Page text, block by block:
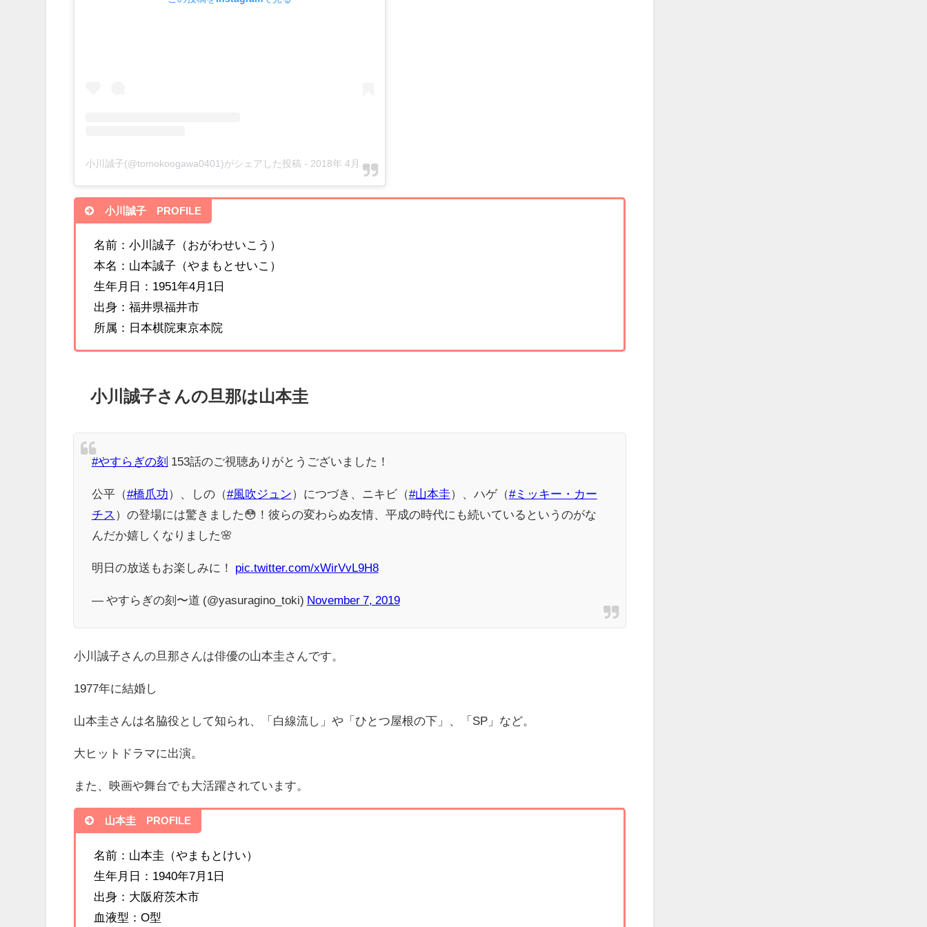
小川誠子(@tomokoogawa0401)がシェアした投稿 - 2018年 4月月21日午前12時41分PDT
小川誠子 PROFILE
名前：小川誠子（おがわせいこう）
本名：山本誠子（やまもとせいこ）
生年月日：1951年4月1日
出身：福井県福井市
所属：日本棋院東京本院
小川誠子さんの旦那は山本圭
#やすらぎの刻 153話のご視聴ありがとうございました！
公平（#橋爪功）、しの（#風吹ジュン）につづき、ニキビ（#山本圭）、ハゲ（#ミッキー・カー
チス ）の登場には驚きました😳！彼らの変わらぬ友情、平成の時代にも続いているというのがな
んだか嬉しくなりました🌸
明日の放送もお楽しみに！ pic.twitter.com/xWirVvL9H8
— やすらぎの刻〜道 (@yasuragino_toki) November 7, 2019
小川誠子さんの旦那さんは俳優の山本圭さんです。
1977年に結婚し
山本圭さんは名脇役として知られ、「白線流し」や「ひとつ屋根の下」、「SP」など。
大ヒットドラマに出演。
また、映画や舞台でも大活躍されています。
山本圭 PROFILE
名前：山本圭（やまもとけい）
生年月日：1940年7月1日
出身：大阪府茨木市
血液型：O型